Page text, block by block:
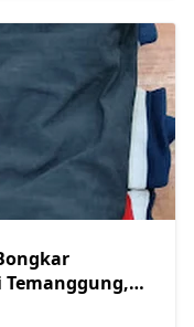
Temanggung,